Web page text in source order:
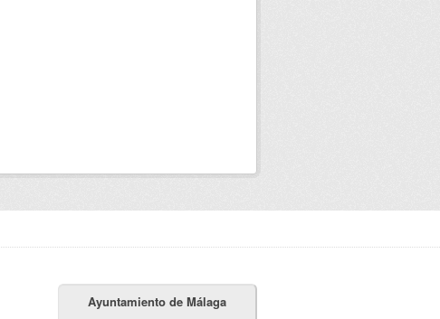
Ayuntamiento de Málaga